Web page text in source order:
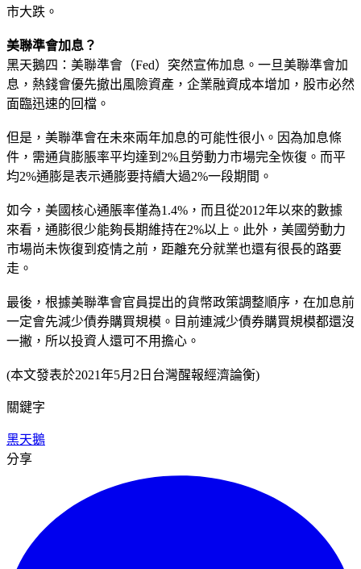
市大跌。
美聯準會加息？
黑天鵝四：美聯準會（Fed）突然宣佈加息。一旦美聯準會加
息，熱錢會優先撤出風險資產，企業融資成本增加，股市必然
面臨迅速的回檔。
但是，美聯準會在未來兩年加息的可能性很小。因為加息條
件，需通貨膨脹率平均達到2%且勞動力市場完全恢復。而平
均2%通膨是表示通膨要持續大過2%一段期間。
如今，美國核心通脹率僅為1.4%，而且從2012年以來的數據
來看，通膨很少能夠長期維持在2%以上。此外，美國勞動力
市場尚未恢復到疫情之前，距離充分就業也還有很長的路要
走。
最後，根據美聯準會官員提出的貨幣政策調整順序，在加息前
一定會先減少債券購買規模。目前連減少債券購買規模都還沒
一撇，所以投資人還可不用擔心。
(本文發表於2021年5月2日台灣醒報經濟論衡)
關鍵字
黑天鵝
分享